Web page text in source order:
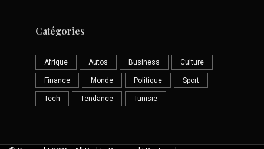
Catégories
Afrique Autos Business Culture
Finance Monde Politique Sport
Tech Tendance Tunisie